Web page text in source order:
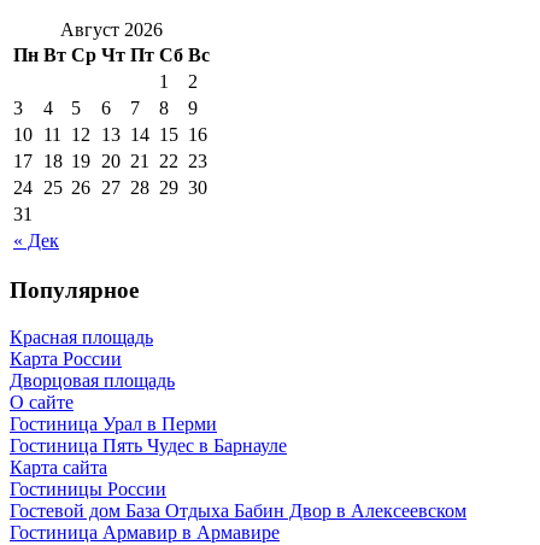
Август 2026
Пн Вт Ср Чт Пт Сб Вс
« Дек
1
2
3
4 5 6 7 8
9
10 11 12 13 14 15 16
17 18 19 20 21 22 23
24 25 26 27 28 29 30
31
Популярное
Красная площадь
Карта России
Дворцовая площадь
О сайте
Гостиница Урал в Перми
Гостиница Пять Чудес в Барнауле
Карта сайта
Гостиницы России
Гостевой дом База Отдыха Бабин Двор в Алексеевском
Гостиница Армавир в Армавире